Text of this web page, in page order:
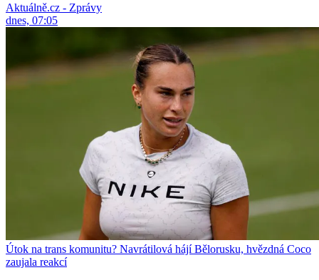
Aktuálně.cz - Zprávy
dnes, 07:05
Útok na trans komunitu? Navrátilová hájí Bělorusku, hvězdná Coco
zaujala reakcí